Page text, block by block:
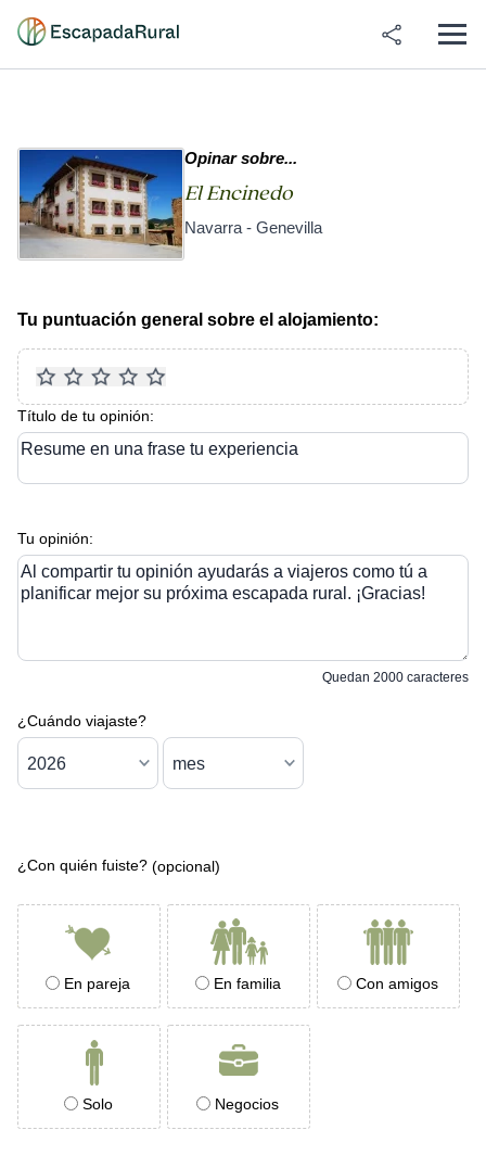
Opinar sobre...
El Encinedo
Navarra - Genevilla
Tu puntuación general sobre el alojamiento:
Título de tu opinión:
Resume en una frase tu experiencia
Tu opinión:
Al compartir tu opinión ayudarás a viajeros como tú a
planificar mejor su próxima escapada rural. ¡Gracias!
Quedan 2000 caracteres
¿Cuándo viajaste?
¿Con quién fuiste? (opcional)
En pareja En familia Con amigos
Solo Negocios